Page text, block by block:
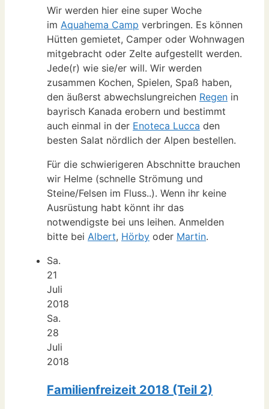
Wir werden hier eine super Woche
im Aquahema Camp verbringen. Es können
Hütten gemietet, Camper oder Wohnwagen
mitgebracht oder Zelte aufgestellt werden.
Jede(r) wie sie/er will. Wir werden
zusammen Kochen, Spielen, Spaß haben,
den äußerst abwechslungreichen Regen in
bayrisch Kanada erobern und bestimmt
auch einmal in der Enoteca Lucca den
besten Salat nördlich der Alpen bestellen.
Für die schwierigeren Abschnitte brauchen
wir Helme (schnelle Strömung und
Steine/Felsen im Fluss..). Wenn ihr keine
Ausrüstung habt könnt ihr das
notwendigste bei uns leihen. Anmelden
bitte bei Albert, Hörby oder Martin.
Sa.
21
Juli
2018
Sa.
28
Juli
2018
Familienfreizeit 2018 (Teil 2)